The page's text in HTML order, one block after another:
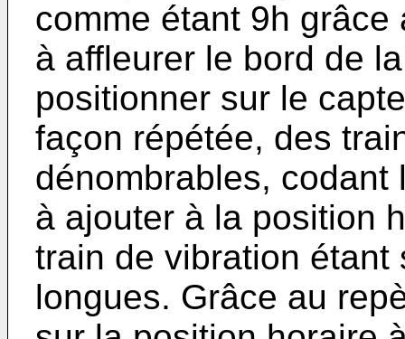
comme étant 9h
à affleurer le bord de
positionner sur le
façon répétée, des
dénombrables, codant
à ajouter à la position
train de vibration
longues. Grâce au